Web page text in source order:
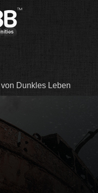
Dunkles Leben